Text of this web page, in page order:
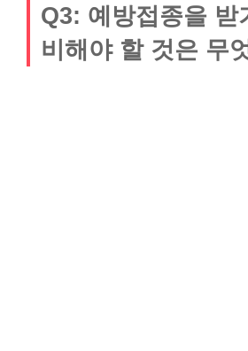
Q3: 예방접종을 받
비해야 할 것은 무